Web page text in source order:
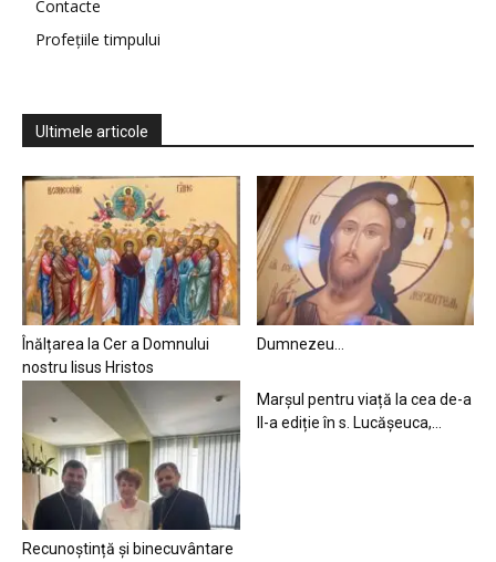
Contacte
Profețiile timpului
Ultimele articole
Înălțarea la Cer a Domnului
nostru Iisus Hristos
Dumnezeu…
Recunoștință și binecuvântare
Marșul pentru viață la cea de-a
II-a ediție în s. Lucășeuca,...